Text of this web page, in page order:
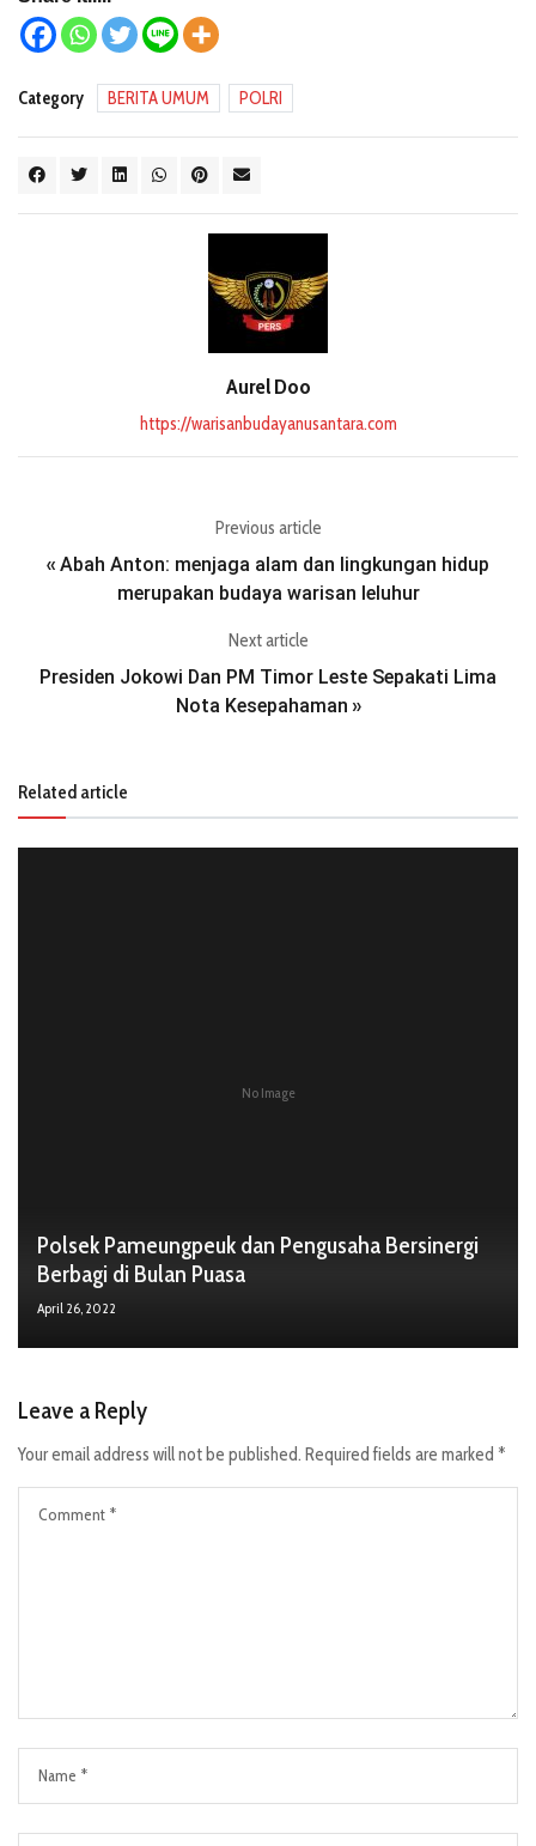
Category BERITA UMUM POLRI
Aurel Doo
https://warisanbudayanusantara.com
Previous article
« Abah Anton: menjaga alam dan lingkungan hidup
merupakan budaya warisan leluhur
Next article
Presiden Jokowi Dan PM Timor Leste Sepakati Lima
Nota Kesepahaman »
Related article
No Image
Polsek Pameungpeuk dan Pengusaha Bersinergi
Berbagi di Bulan Puasa
April 26, 2022
Leave a Reply
Your email address will not be published. Required fields are marked *